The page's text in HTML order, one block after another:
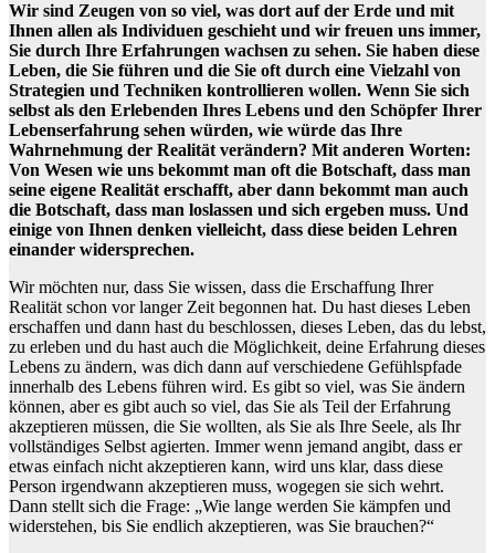
Wir sind Zeugen von so viel, was dort auf der Erde und mit
Ihnen allen als Individuen geschieht und wir freuen uns immer,
Sie durch Ihre Erfahrungen wachsen zu sehen. Sie haben diese
Leben, die Sie führen und die Sie oft durch eine Vielzahl von
Strategien und Techniken kontrollieren wollen. Wenn Sie sich
selbst als den Erlebenden Ihres Lebens und den Schöpfer Ihrer
Lebenserfahrung sehen würden, wie würde das Ihre
Wahrnehmung der Realität verändern? Mit anderen Worten:
Von Wesen wie uns bekommt man oft die Botschaft, dass man
seine eigene Realität erschafft, aber dann bekommt man auch
die Botschaft, dass man loslassen und sich ergeben muss. Und
einige von Ihnen denken vielleicht, dass diese beiden Lehren
einander widersprechen.
Wir möchten nur, dass Sie wissen, dass die Erschaffung Ihrer
Realität schon vor langer Zeit begonnen hat. Du hast dieses Leben
erschaffen und dann hast du beschlossen, dieses Leben, das du lebst,
zu erleben und du hast auch die Möglichkeit, deine Erfahrung dieses
Lebens zu ändern, was dich dann auf verschiedene Gefühlspfade
innerhalb des Lebens führen wird. Es gibt so viel, was Sie ändern
können, aber es gibt auch so viel, das Sie als Teil der Erfahrung
akzeptieren müssen, die Sie wollten, als Sie als Ihre Seele, als Ihr
vollständiges Selbst agierten. Immer wenn jemand angibt, dass er
etwas einfach nicht akzeptieren kann, wird uns klar, dass diese
Person irgendwann akzeptieren muss, wogegen sie sich wehrt.
Dann stellt sich die Frage: „Wie lange werden Sie kämpfen und
widerstehen, bis Sie endlich akzeptieren, was Sie brauchen?“